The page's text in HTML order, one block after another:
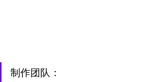
制作团队：